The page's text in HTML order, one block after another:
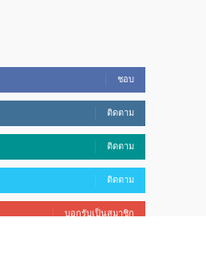
ชอบ
ติดตาม
ติดตาม
ติดตาม
บอกรับเป็นสมาชิก